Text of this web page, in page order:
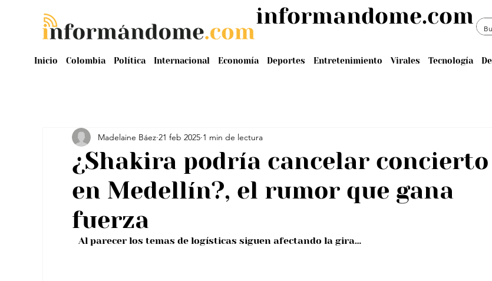
Inicio Colombia Política Internacional Economía Deportes Entretenimiento Virales Tecnología
informandome.com
¿Shakira podría cancelar concierto
en Medellín?, el rumor que gana
fuerza
Madelaine Báez 21 feb 2025 1 min de lectura
Al parecer los temas de logísticas siguen afectando la gira…